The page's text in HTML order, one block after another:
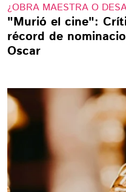
¿OBRA MAESTRA O
"Murió el cine":
récord de
Oscar